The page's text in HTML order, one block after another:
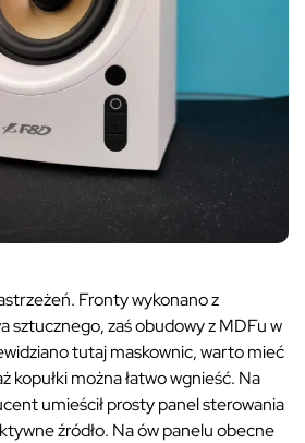
Fronty wykonano z
sztucznego, zaś obudowy z MDFu w
tutaj maskownic, warto mieć
kopułki można łatwo wgnieść. Na
umieścił prosty panel sterowania
źródło. Na ów panelu obecne